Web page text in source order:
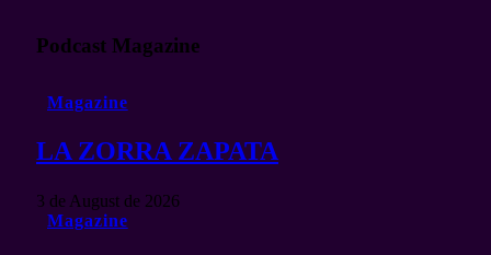
Podcast Magazine
Magazine
LA ZORRA ZAPATA
3 de August de 2026
Magazine